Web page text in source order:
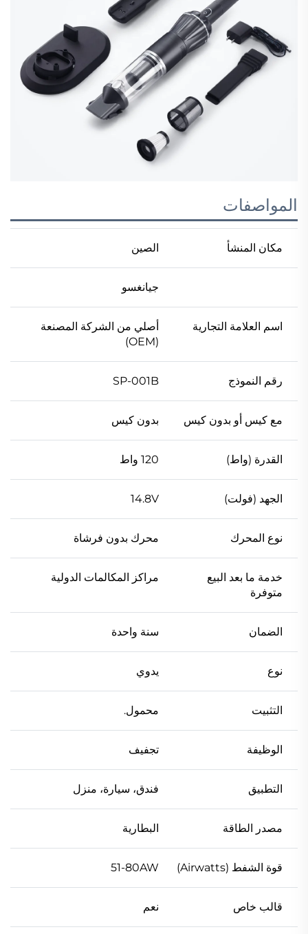
المواصفات
مكان المنشأ الصين
جيانغسو
اسم العلامة التجارية
أصلي من الشركة المصنعة
(OEM)
رقم النموذج SP-001B
مع كيس أو بدون كيس بدون كيس
القدرة (واط) 120 واط
الجهد (فولت) 14.8V
نوع المحرك محرك بدون فرشاة
خدمة ما بعد البيع
متوفرة
مراكز المكالمات الدولية
الضمان سنة واحدة
نوع يدوي
التثبيت محمول.
الوظيفة تجفيف
التطبيق فندق، سيارة، منزل
مصدر الطاقة البطارية
قوة الشفط (Airwatts) 51-80AW
قالب خاص نعم